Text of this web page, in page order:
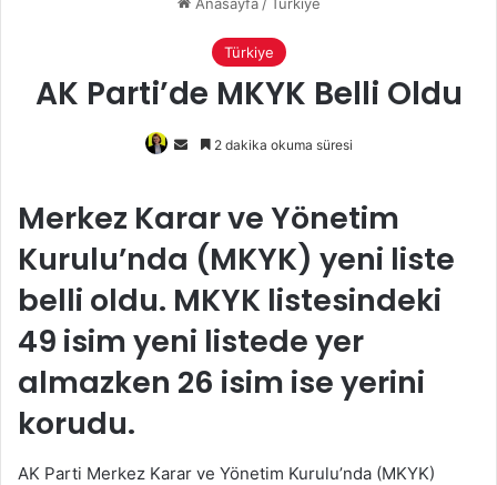
Türkiye
AK Parti’de MKYK Belli Oldu
Bir
göndermek
2 dakika okuma süresi
Merkez Karar ve Yönetim
Kurulu’nda (MKYK) yeni liste
belli oldu. MKYK listesindeki
49 isim yeni listede yer
almazken 26 isim ise yerini
korudu.
AK Parti Merkez Karar ve Yönetim Kurulu’nda (MKYK)